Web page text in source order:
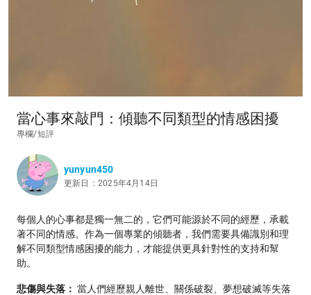
當心事來敲門：傾聽不同類型的情感困擾
專欄/短評
yunyun450
更新日：2025年4月14日
每個人的心事都是獨一無二的，它們可能源於不同的經歷，承載
著不同的情感。作為一個專業的傾聽者，我們需要具備識別和理
解不同類型情感困擾的能力，才能提供更具針對性的支持和幫
助。
悲傷與失落： 當人們經歷親人離世、關係破裂、夢想破滅等失落